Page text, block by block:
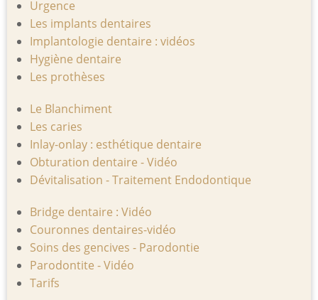
Urgence
Les implants dentaires
Implantologie dentaire : vidéos
Hygiène dentaire
Les prothèses
Le Blanchiment
Les caries
Inlay-onlay : esthétique dentaire
Obturation dentaire - Vidéo
Dévitalisation - Traitement Endodontique
Bridge dentaire : Vidéo
Couronnes dentaires-vidéo
Soins des gencives - Parodontie
Parodontite - Vidéo
Tarifs